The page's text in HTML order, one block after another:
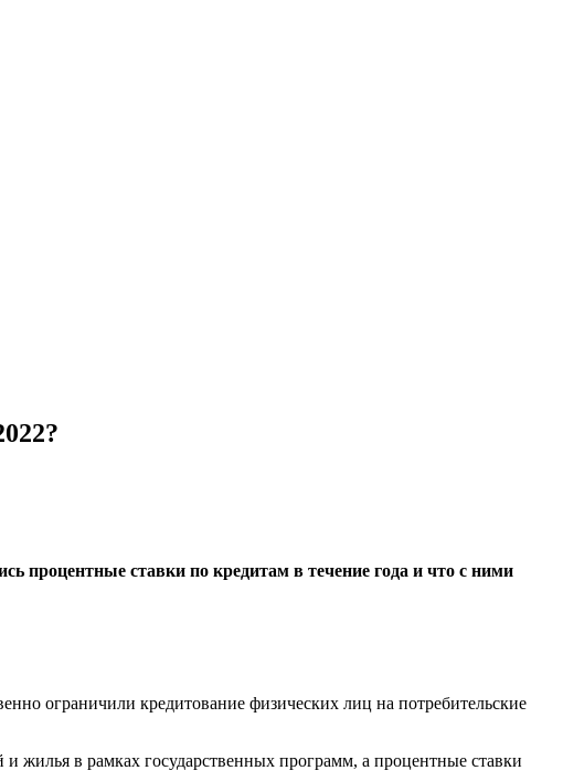
процентные ставки по кредитам в течение года и что с ними
ограничили кредитование физических лиц на потребительские
и жилья в рамках государственных программ, а процентные ставки